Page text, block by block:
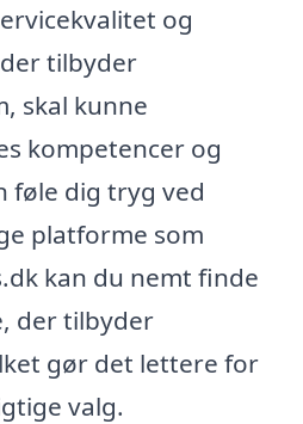
og
tilbyder
skal kunne
kompetencer og
føle dig tryg ved
platforme som
kan du nemt finde
der tilbyder
gør det lettere for
valg.